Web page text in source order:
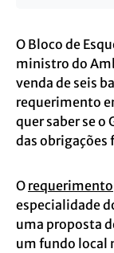
O Bloco de
ministro do
venda de seis
requerimento
quer saber se
das obrigações
O requerimento
especialidade
uma proposta
um fundo local